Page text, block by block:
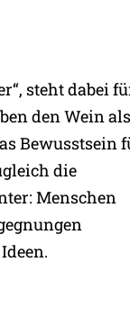
steht dabei
den Wein als
Bewusstsein
die
Menschen